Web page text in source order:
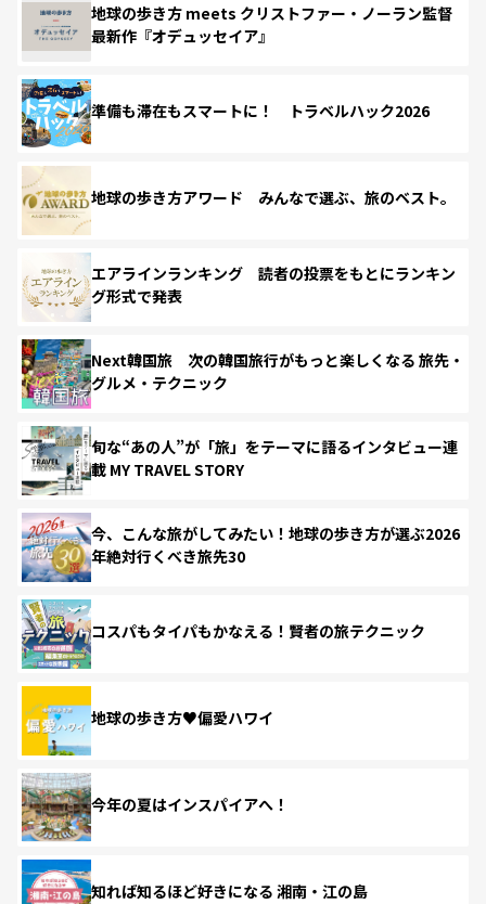
地球の歩き方 meets クリストファー・ノーラン監督
最新作『オデュッセイア』
準備も滞在もスマートに！ トラベルハック2026
地球の歩き方アワード みんなで選ぶ、旅のベスト。
エアラインランキング 読者の投票をもとにランキン
グ形式で発表
Next韓国旅 次の韓国旅行がもっと楽しくなる 旅先・
グルメ・テクニック
旬な“あの人”が「旅」をテーマに語るインタビュー連
載 MY TRAVEL STORY
今、こんな旅がしてみたい！地球の歩き方が選ぶ2026
年絶対行くべき旅先30
コスパもタイパもかなえる！賢者の旅テクニック
地球の歩き方♥偏愛ハワイ
今年の夏はインスパイアへ！
知れば知るほど好きになる 湘南・江の島